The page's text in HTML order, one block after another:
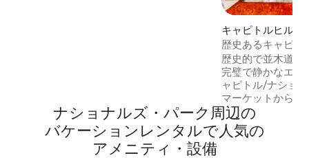
トンDCをお楽しみください！
キャピトルヒル自
ンション・アパー
歴史あるキャピト
ト
歴史的で並木道の
完璧で静かなエリ
ャピトル/ナショ
マーケットからわ
場やサッカースタ
ます。ワーフ/ア
ルー/オレンジ/シ
ナショナルズ・パーク⁠周⁠辺⁠の
バ⁠ケ⁠ー⁠シ⁠ョ⁠ン⁠レ⁠ン⁠タ⁠ル⁠で人⁠気⁠の
ア⁠メ⁠ニ⁠テ⁠ィ⁠・⁠設⁠備